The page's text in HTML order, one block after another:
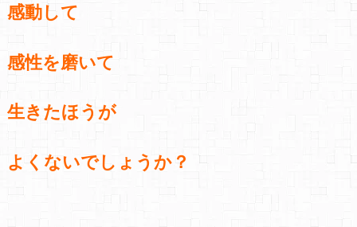
感動して
感性を磨いて
生きたほうが
よくないでしょうか？